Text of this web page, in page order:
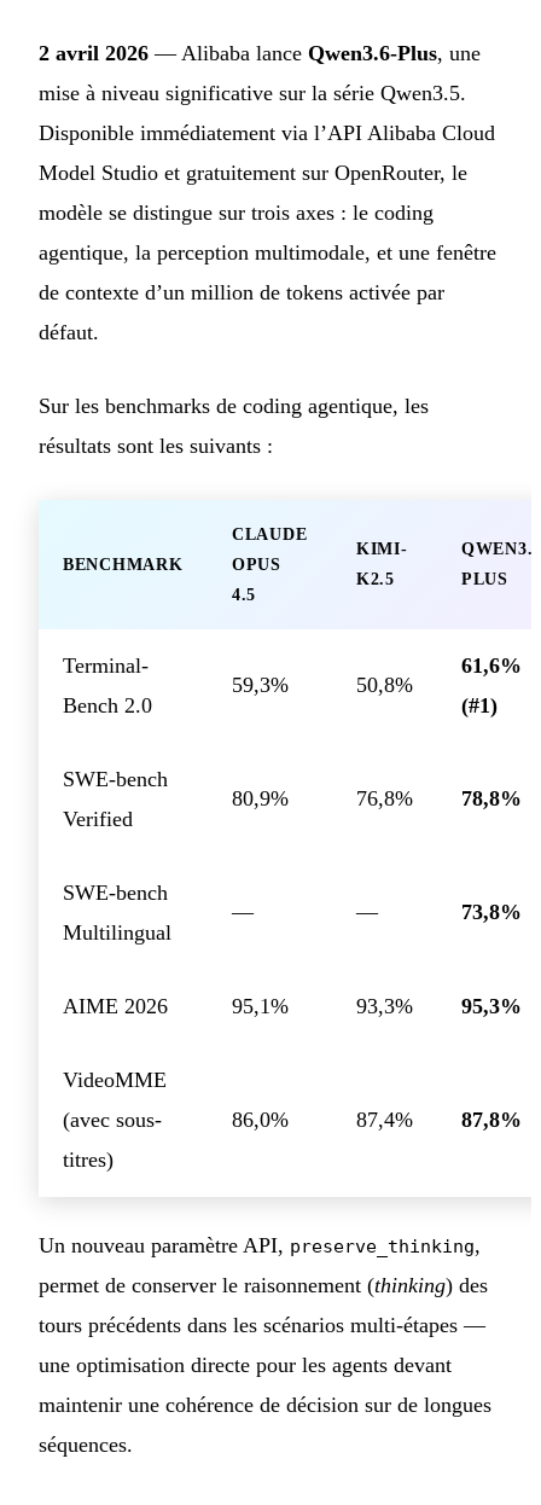
2 avril 2026 — Alibaba lance Qwen3.6-Plus, une
mise à niveau significative sur la série Qwen3.5.
Disponible immédiatement via l’API Alibaba Cloud
Model Studio et gratuitement sur OpenRouter, le
modèle se distingue sur trois axes : le coding
agentique, la perception multimodale, et une fenêtre
de contexte d’un million de tokens activée par
défaut.
Sur les benchmarks de coding agentique, les
résultats sont les suivants :
BENCHMARK
CLAUDE
OPUS
4.5
KIMI-
K2.5
PLUS
Terminal-
Bench 2.0
59,3% 50,8%
61,6%
(#1)
SWE-bench
Verified
80,9% 76,8% 78,8%
SWE-bench
Multilingual
— — 73,8%
AIME 2026 95,1% 93,3% 95,3%
VideoMME
(avec sous-
titres)
86,0% 87,4% 87,8%
Un nouveau paramètre API, preserve_thinking,
permet de conserver le raisonnement (thinking) des
tours précédents dans les scénarios multi-étapes —
une optimisation directe pour les agents devant
maintenir une cohérence de décision sur de longues
séquences.